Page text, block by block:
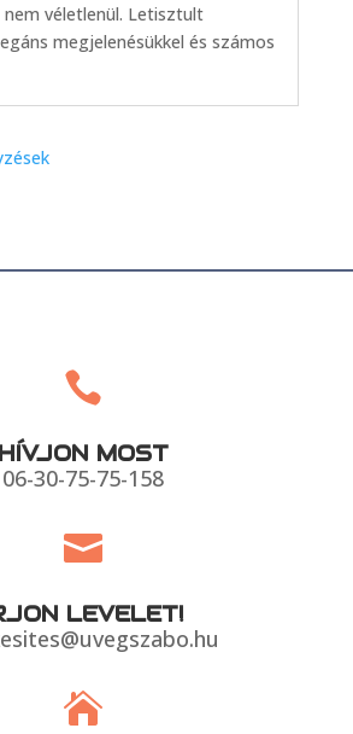
véletlenül. Letisztult
megjelenésükkel és számos

HÍVJON MOST
06-30-75-75-158

LEVELET!
